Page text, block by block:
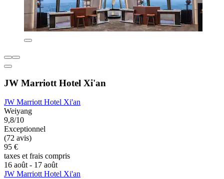
JW Marriott Hotel Xi'an
JW Marriott Hotel Xi'an
Weiyang
9,8/10
Exceptionnel
(72 avis)
95 €
taxes et frais compris
16 août - 17 août
JW Marriott Hotel Xi'an